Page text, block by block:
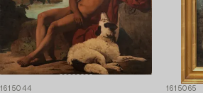
1615044 1615065